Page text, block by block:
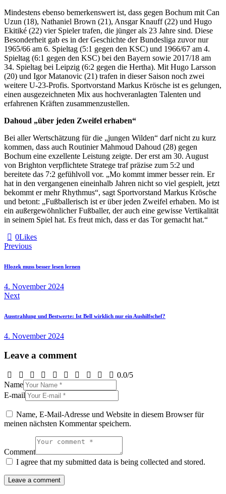
Mindestens ebenso bemerkenswert ist, dass gegen Bochum mit Can
Uzun (18), Nathaniel Brown (21), Ansgar Knauff (22) und Hugo
Ekitiké (22) vier Spieler trafen, die jünger als 23 Jahre sind. Diese
Besonderheit gab es in der Geschichte der Bundesliga zuvor nur
1965/66 am 6. Spieltag (5:1 gegen den KSC) und 1966/67 am 4.
Spieltag (6:1 gegen den KSC) bei den Bayern sowie 2017/18 am
34. Spieltag bei Leipzig (6:2 gegen die Hertha). Mit Hugo Larsson
(20) und Igor Matanovic (21) trafen in dieser Saison noch zwei
weitere U-23-Profis. Sportvorstand Markus Krösche ist es gelungen,
einen ausgezeichneten Mix aus hochveranlagten Talenten und
erfahrenen Kräften zusammenzustellen.
Dahoud „über jeden Zweifel erhaben“
Bei aller Wertschätzung für die „jungen Wilden“ darf nicht zu kurz
kommen, dass auch Routinier Mahmoud Dahoud (28) gegen
Bochum eine exzellente Leistung zeigte. Der erst am 30. August
von Brighton verpflichtete Stratege traf präzise zum 5:2 und
bereitete das 7:2 gefühlvoll vor. „Mo kommt immer besser rein. Er
hat in den vergangenen eineinhalb Jahren nicht so viel gespielt, jetzt
bekommt er mehr Rhythmus“, sagt Sportvorstand Markus Krösche
und betont: „Fußballerisch ist er über jeden Zweifel erhaben. Mo ist
ein außergewöhnlicher Fußballer, der auch eine gewisse Vertikalität
in seinem Spiel hat. Es freut mich, dass er das Tor gemacht hat.“
0Likes
Beitragsnavigation
Previous
Hlozek muss besser lesen lernen
4. November 2024
Next
Ausstrahlung und Bestwerte: Ist Bell wirklich nur ein Aushilfschef?
4. November 2024
Leave a comment
0.0/5
Name
E-mail
Name, E-Mail-Adresse und Website in diesem Browser für
meinen nächsten Kommentar speichern.
Comment
I agree that my submitted data is being collected and stored.